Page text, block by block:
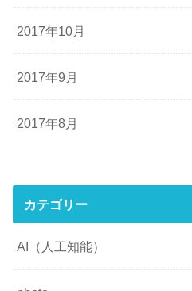
2017年10月
2017年9月
2017年8月
カテゴリー
AI（人工知能）